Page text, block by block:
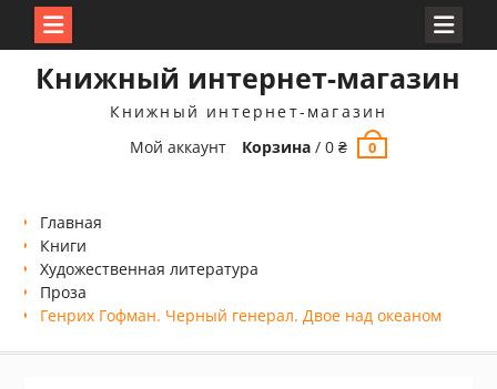
Книжный интернет-магазин
Книжный интернет-магазин
Мой аккаунт
Корзина /0₴ 0
Главная
Книги
Xудожественная литература
Проза
Генрих Гофман. Черный генерал. Двое над океаном